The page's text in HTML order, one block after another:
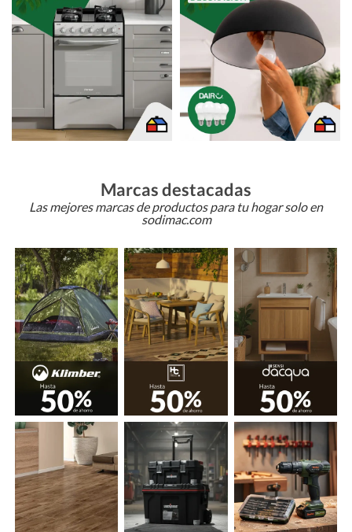
Marcas destacadas
Las mejores marcas de productos para tu hogar solo en
sodimac.com